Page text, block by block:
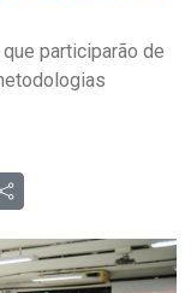
participarão de